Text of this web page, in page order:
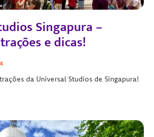
Singapura –
e dicas!
da Universal Studios de Singapura!